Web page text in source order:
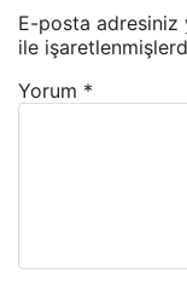
E-posta adresiniz
ile
Yorum *